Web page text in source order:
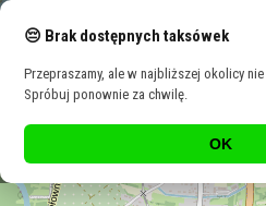
😔 Brak dostępnych taksówek
Przepraszamy, ale w najbliższej okolicy
Spróbuj ponownie za chwilę.
OK
+
−
Sprawdź dostępne
Taxi Warszawa
Taxi Kraków
Dostępne taksówki w